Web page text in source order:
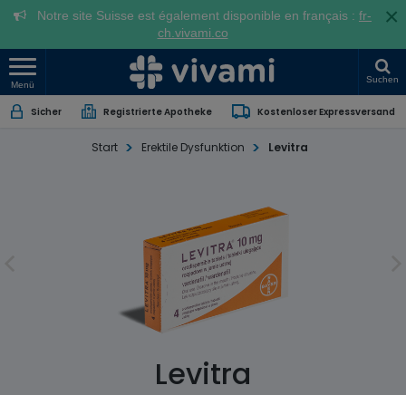
Notre site Suisse est également disponible en français : fr-
ch.vivami.co
×
Menü
Suchen
Sicher Registrierte Apotheke Kostenloser Expressversand
Start Erektile Dysfunktion Levitra
Levitra